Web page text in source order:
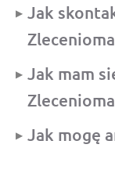
Jak
Jak mam
Jak mogę